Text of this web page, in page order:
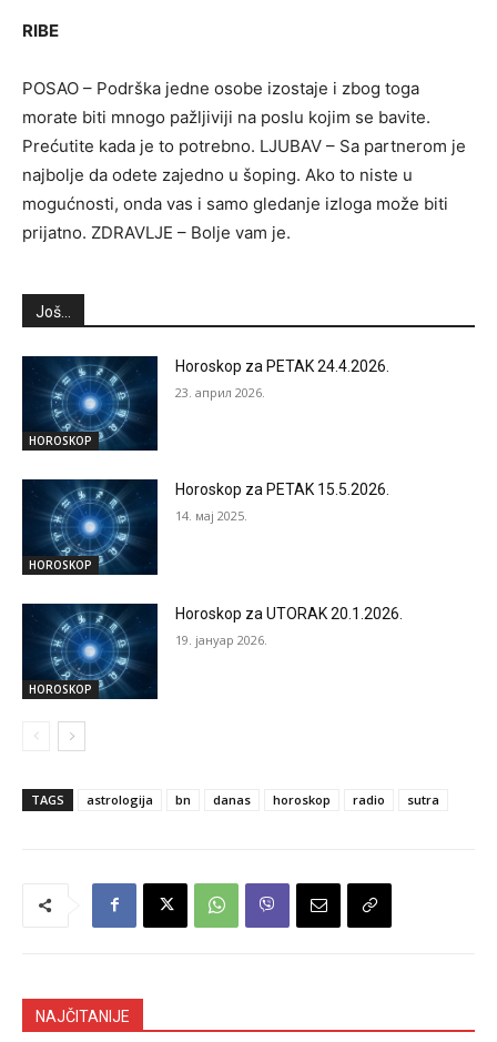
RIBE
POSAO – Podrška jedne osobe izostaje i zbog toga
morate biti mnogo pažljiviji na poslu kojim se bavite.
Prećutite kada je to potrebno. LJUBAV – Sa partnerom je
najbolje da odete zajedno u šoping. Ako to niste u
mogućnosti, onda vas i samo gledanje izloga može biti
prijatno. ZDRAVLJE – Bolje vam je.
Još...
HOROSKOP
Horoskop za PETAK 24.4.2026.
23. април 2026.
HOROSKOP
Horoskop za PETAK 15.5.2026.
14. мај 2025.
HOROSKOP
Horoskop za UTORAK 20.1.2026.
19. јануар 2026.
TAGS astrologija bn danas horoskop radio sutra
NAJČITANIJE